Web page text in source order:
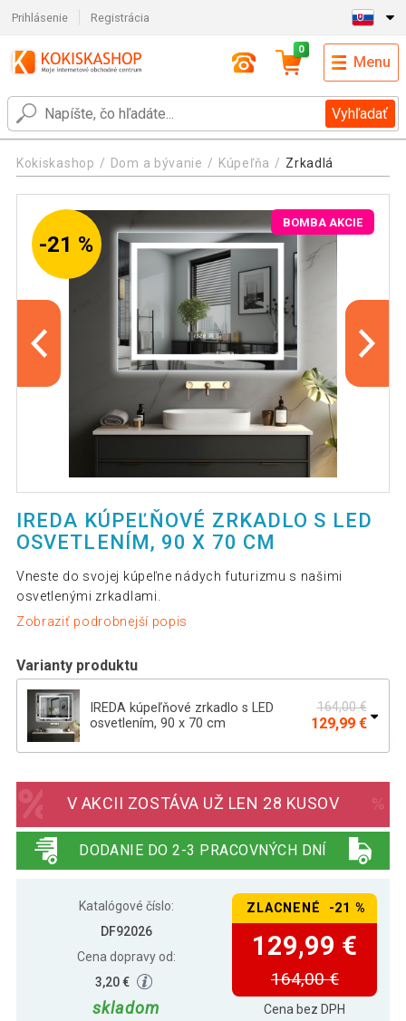
Prihlásenie Registrácia
Vyhľadať
0
Menu
Kokiskashop Dom a bývanie Kúpeľňa Zrkadlá
-21 %
BOMBA AKCIE
IREDA KÚPEĽŇOVÉ ZRKADLO S LED
OSVETLENÍM, 90 X 70 CM
Vneste do svojej kúpeľne nádych futurizmu s našimi
osvetlenými zrkadlami.
Zobraziť podrobnejší popis
Varianty produktu
IREDA kúpeľňové zrkadlo s LED
osvetlením, 90 x 70 cm
164,00 €
129,99 €
osvetlením, 125 x 75 cm
138,89 €
V AKCII ZOSTÁVA UŽ LEN 28 KUSOV
DODANIE DO 2-3 PRACOVNÝCH DNÍ
Katalógové číslo:
DF92026
Cena dopravy od:
3,20 €
skladom
ZLACNENÉ -21 %
129,99 €
164,00 €
Cena bez DPH